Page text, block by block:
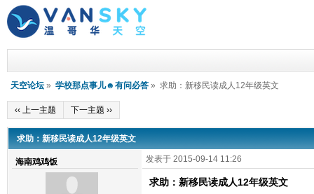
天空论坛 » 学校那点事儿☻有问必答 » 求助：新移民读成人12年级英文
‹‹ 上一主题 下一主题 ››
求助：新移民读成人12年级英文
海南鸡鸡饭 发表于 2015-09-14 11:26
求助：新移民读成人12年级英文